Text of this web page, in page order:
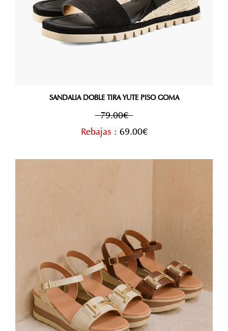
SANDALIA DOBLE TIRA YUTE PISO GOMA
79.00€
Rebajas : 69.00€